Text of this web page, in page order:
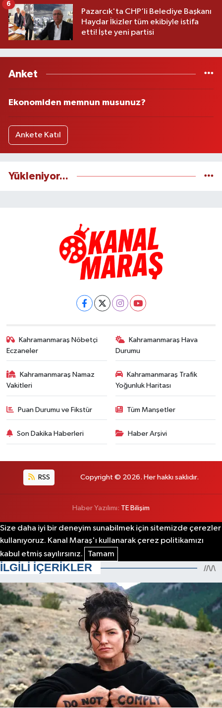
Pazarcık'ta CHP’li Belediye Başkanı
Haydar İkizler tüm ekibiyle istifa
etti! İşte yeni partisi
6
Anket
Ekonomiden memnun musunuz?
Ankete Katıl
Yükleniyor...
Kahramanmaraş Nöbetçi
Eczaneler
Kahramanmaraş Hava
Durumu
Kahramanmaraş Namaz
Vakitleri
Kahramanmaraş Trafik
Yoğunluk Haritası
Puan Durumu ve Fikstür Tüm Manşetler
Son Dakika Haberleri Haber Arşivi
RSS Copyright © 2026. Her hakkı saklıdır.
Haber Yazılımı: TE Bilişim
Size daha iyi bir deneyim sunabilmek için sitemizde çerezler
kullanıyoruz. Kanal Maraş'ı kullanarak çerez politikamızı
kabul etmiş sayılırsınız.
Tamam